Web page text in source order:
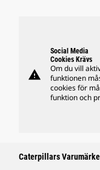
warning
Social Media
Cookies Krävs
Om du vill
funktionen
cookies för
funktion och
Caterpillars